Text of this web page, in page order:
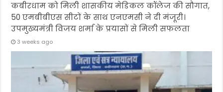
कबीरधाम को मिली शासकीय मेडिकल कॉलेज की सौगात,
50 एमबीबीएस सीटों के साथ एनएमसी ने दी मंजूरी।
उपमुख्यमंत्री विजय शर्मा के प्रयासों से मिली सफलता
3 weeks ago